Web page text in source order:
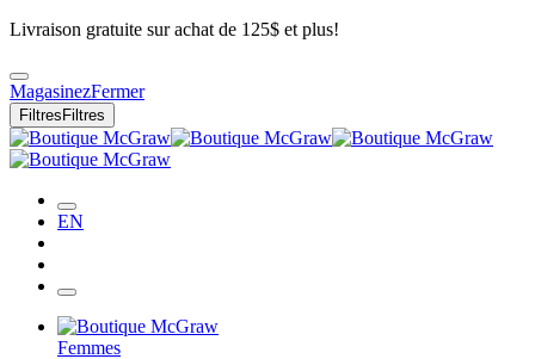
Livraison gratuite sur achat de 125$ et plus!
MagasinezFermer
Filtres Filtres
EN
Femmes